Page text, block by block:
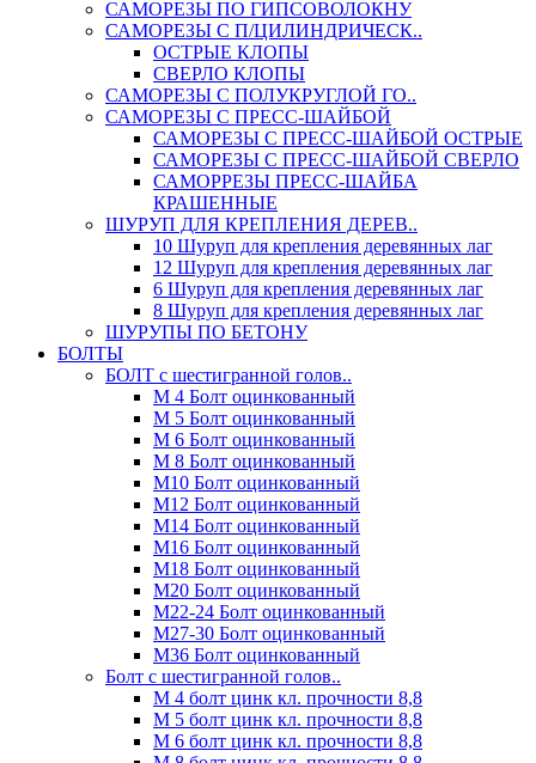
САМОРЕЗЫ ПО ГИПСОВОЛОКНУ
САМОРЕЗЫ С П/ЦИЛИНДРИЧЕСК..
ОСТРЫЕ КЛОПЫ
СВЕРЛО КЛОПЫ
САМОРЕЗЫ С ПОЛУКРУГЛОЙ ГО..
САМОРЕЗЫ С ПРЕСС-ШАЙБОЙ
САМОРЕЗЫ С ПРЕСС-ШАЙБОЙ ОСТРЫЕ
САМОРЕЗЫ С ПРЕСС-ШАЙБОЙ СВЕРЛО
САМОРРЕЗЫ ПРЕСС-ШАЙБА
КРАШЕННЫЕ
ШУРУП ДЛЯ КРЕПЛЕНИЯ ДЕРЕВ..
10 Шуруп для крепления деревянных лаг
12 Шуруп для крепления деревянных лаг
6 Шуруп для крепления деревянных лаг
8 Шуруп для крепления деревянных лаг
ШУРУПЫ ПО БЕТОНУ
БОЛТЫ
БОЛТ с шестигранной голов..
М 4 Болт оцинкованный
М 5 Болт оцинкованный
М 6 Болт оцинкованный
М 8 Болт оцинкованный
М10 Болт оцинкованный
М12 Болт оцинкованный
М14 Болт оцинкованный
М16 Болт оцинкованный
М18 Болт оцинкованный
М20 Болт оцинкованный
М22-24 Болт оцинкованный
М27-30 Болт оцинкованный
М36 Болт оцинкованный
Болт с шестигранной голов..
М 4 болт цинк кл. прочности 8,8
М 5 болт цинк кл. прочности 8,8
М 6 болт цинк кл. прочности 8,8